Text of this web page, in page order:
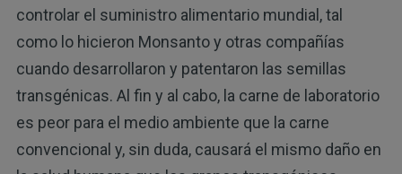
controlar el suministro alimentario mundial, tal
como lo hicieron Monsanto y otras compañías
cuando desarrollaron y patentaron las semillas
transgénicas. Al fin y al cabo, la carne de laboratorio
es peor para el medio ambiente que la carne
convencional y, sin duda, causará el mismo daño en